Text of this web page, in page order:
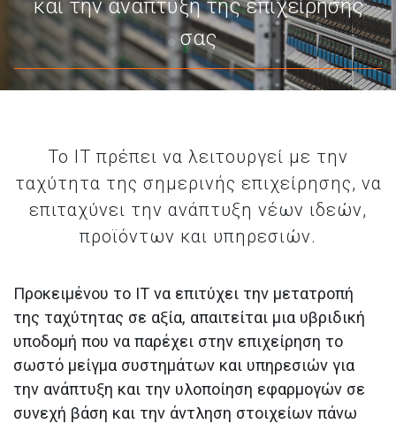
και την ανάπτυξη της επιχείρησής
σας
To IT πρέπει να λειτουργεί με την
ταχύτητα της σημερινής επιχείρησης, να
επιταχύνει την ανάπτυξη νέων ιδεών,
προϊόντων και υπηρεσιών.
Προκειμένου το ΙΤ να επιτύχει την μετατροπή
της ταχύτητας σε αξία, απαιτείται μια υβριδική
υποδομή που να παρέχει στην επιχείρηση το
σωστό μείγμα συστημάτων και υπηρεσιών για
την ανάπτυξη και την υλοποίηση εφαρμογών σε
συνεχή βάση και την άντληση στοιχείων πάνω